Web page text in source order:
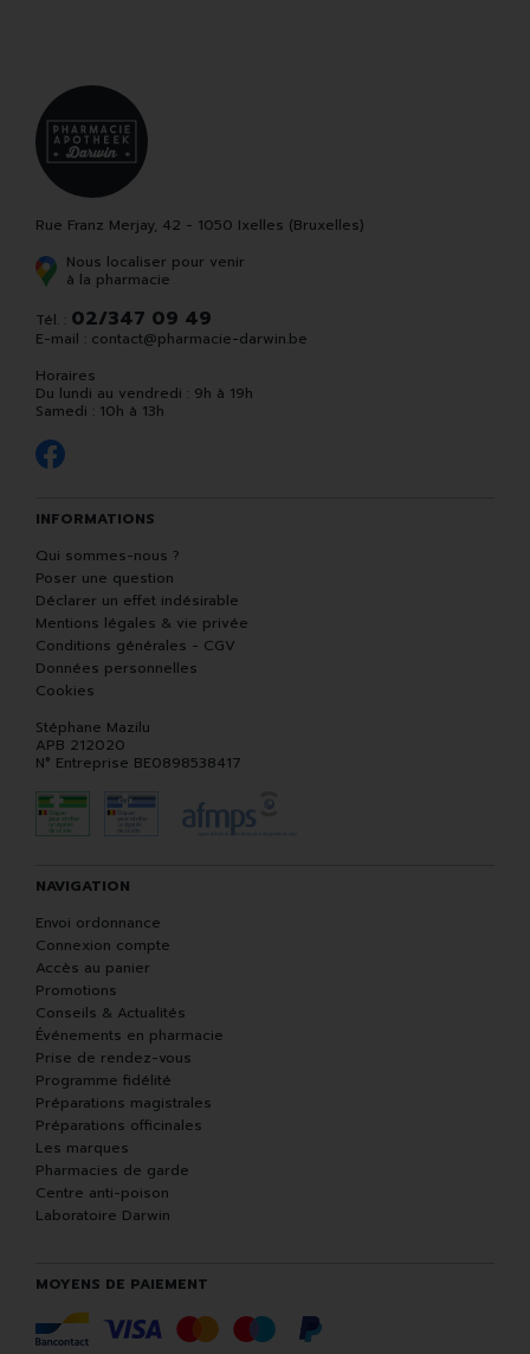
Rue Franz Merjay, 42 - 1050 Ixelles (Bruxelles)
Nous localiser pour venir
à la pharmacie
Tél. : 02/347 09 49
E-mail : contact@pharmacie-darwin.be
Horaires
Du lundi au vendredi : 9h à 19h
Samedi : 10h à 13h
INFORMATIONS
Qui sommes-nous ?
Poser une question
Déclarer un effet indésirable
Mentions légales & vie privée
Conditions générales - CGV
Données personnelles
Cookies
Stéphane Mazilu
APB 212020
N° Entreprise BE0898538417
NAVIGATION
Envoi ordonnance
Connexion compte
Accès au panier
Promotions
Conseils & Actualités
Événements en pharmacie
Prise de rendez-vous
Programme fidélité
Préparations magistrales
Préparations officinales
Les marques
Pharmacies de garde
Centre anti-poison
Laboratoire Darwin
MOYENS DE PAIEMENT